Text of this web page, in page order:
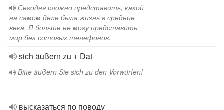
Сегодня сложно представить, какой
на самом деле была жизнь в средние
века. Я больше не могу представить
мир без сотовых телефонов.
sich äußern zu + Dat
Bitte äußern Sie sich zu den Vorwürfen!
высказаться по поводу